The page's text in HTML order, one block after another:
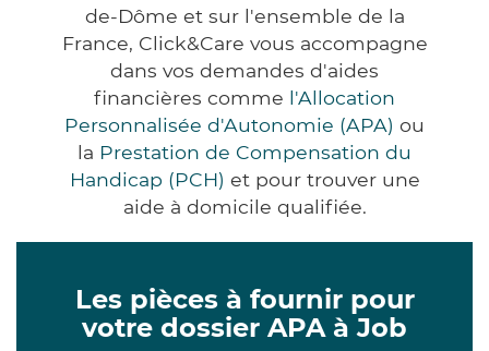
de-Dôme et sur l'ensemble de la
France, Click&Care vous accompagne
dans vos demandes d'aides
financières comme l'Allocation
Personnalisée d'Autonomie (APA) ou
la Prestation de Compensation du
Handicap (PCH) et pour trouver une
aide à domicile qualifiée.
Les pièces à fournir pour
votre dossier APA à Job